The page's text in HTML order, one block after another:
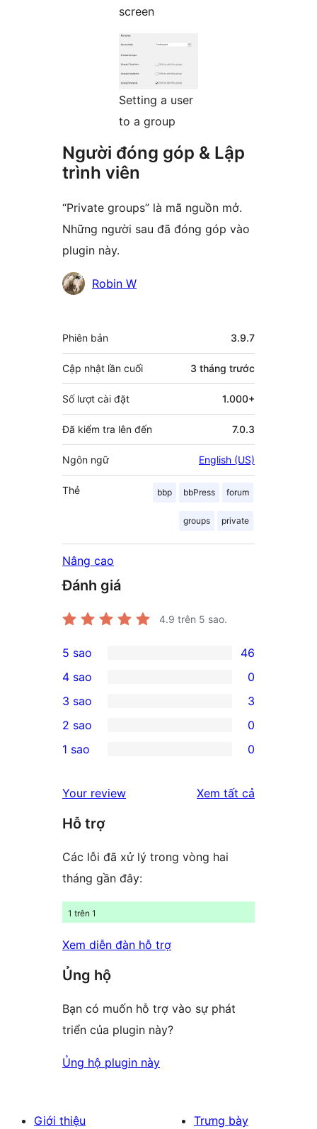
screen
Setting a user
to a group
Người đóng góp & Lập
trình viên
“Private groups” là mã nguồn mở.
Những người sau đã đóng góp vào
plugin này.
Những
góp
Robin W
Meta
Phiên bản 3.9.7
Cập nhật lần cuối 3 tháng trước
Số lượt cài đặt 1.000+
Đã kiểm tra lên đến 7.0.3
Ngôn ngữ English (US)
Thẻ bbp bbPress forum
groups private
Nâng cao
Đánh giá
4.9 trên 5 sao.
46
5-
star
reviews
5 sao 46
4-
star
reviews
4 sao 0
3
3-
star
3 sao 3
2-
reviews
2 sao 0
star
reviews
1 sao 0
Your review Xem tất cả
Hỗ trợ
Các lỗi đã xử lý trong vòng hai
tháng gần đây:
1 trên 1
Xem diễn đàn hỗ trợ
Ủng hộ
Bạn có muốn hỗ trợ vào sự phát
triển của plugin này?
Ủng hộ plugin này
Giới thiệu
Trưng bày